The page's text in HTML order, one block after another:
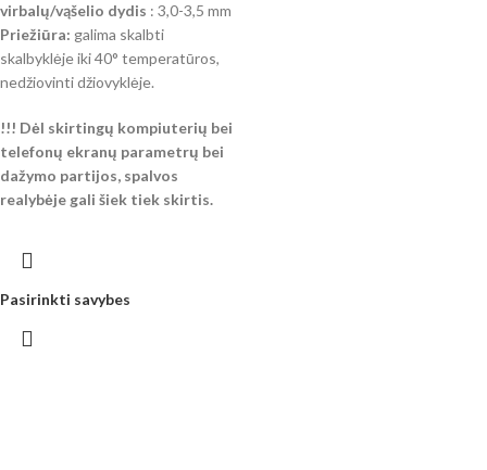
virbalų/vąšelio dydis : 3,0-3,5 mm
Priežiūra: galima skalbti
skalbyklėje iki 40° temperatūros,
nedžiovinti džiovyklėje.
!!! Dėl skirtingų kompiuterių bei
telefonų ekranų parametrų bei
dažymo partijos, spalvos
realybėje gali šiek tiek skirtis.
Pasirinkti savybes